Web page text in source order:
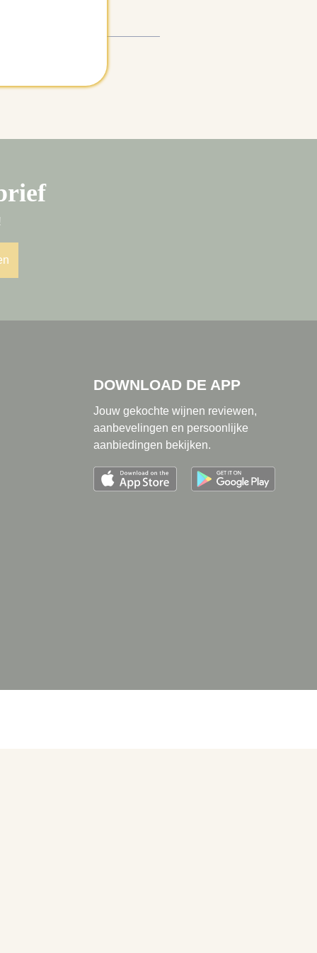
DOWNLOAD DE APP
Jouw gekochte wijnen reviewen,
aanbevelingen en persoonlijke
aanbiedingen bekijken.